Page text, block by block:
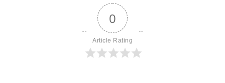
0
Article Rating